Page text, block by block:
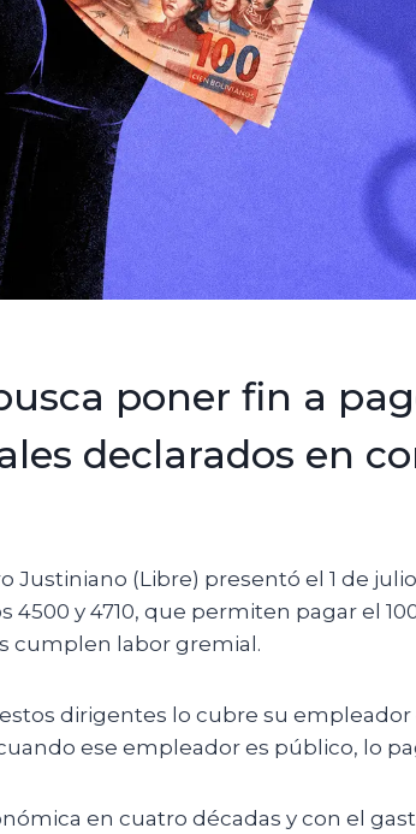
poner fin a
declarados en
Justiniano (Libre) presentó el 1 de
4500 y 4710, que permiten pagar el
cumplen labor gremial.
dirigentes lo cubre su empleador
ese empleador es público, lo
en cuatro décadas y con el